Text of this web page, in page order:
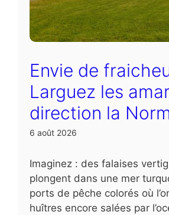
Envie de
Larguez les
direction la
6 août 2026
Imaginez : des falaises
plongent dans une mer
ports de pêche colorés où
huîtres encore salées par